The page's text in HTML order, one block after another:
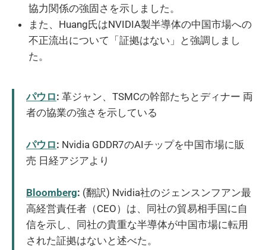
協力関係の強固さを示しました。
また、Huang氏はNVIDIA製半導体の中国市場への
不正流出について「証拠はない」と強調しまし
た。
パウロ: 革ジャン、TSMCの幹部たちとディナー 両
者の協業の強さを示している
パウロ: Nvidia GDDR7のAIチップを中国市場に販
売 日経アジアより
Bloomberg: (翻訳) Nvidia社のジェンスンフアン最
高経営責任者（CEO）は、同社の貿易相手国に自
信を示し、同社の貴重な半導体が中国市場に転用
された証拠はないと述べた。